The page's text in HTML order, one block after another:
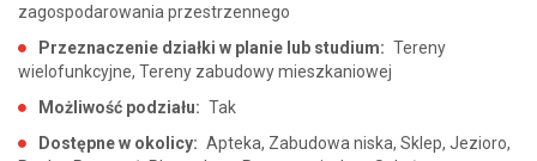
zagospodarowania przestrzennego
Przeznaczenie działki w planie lub studium: Tereny
wielofunkcyjne, Tereny zabudowy mieszkaniowej
Możliwość podziału: Tak
Dostępne w okolicy: Apteka, Zabudowa niska, Sklep, Jezioro,